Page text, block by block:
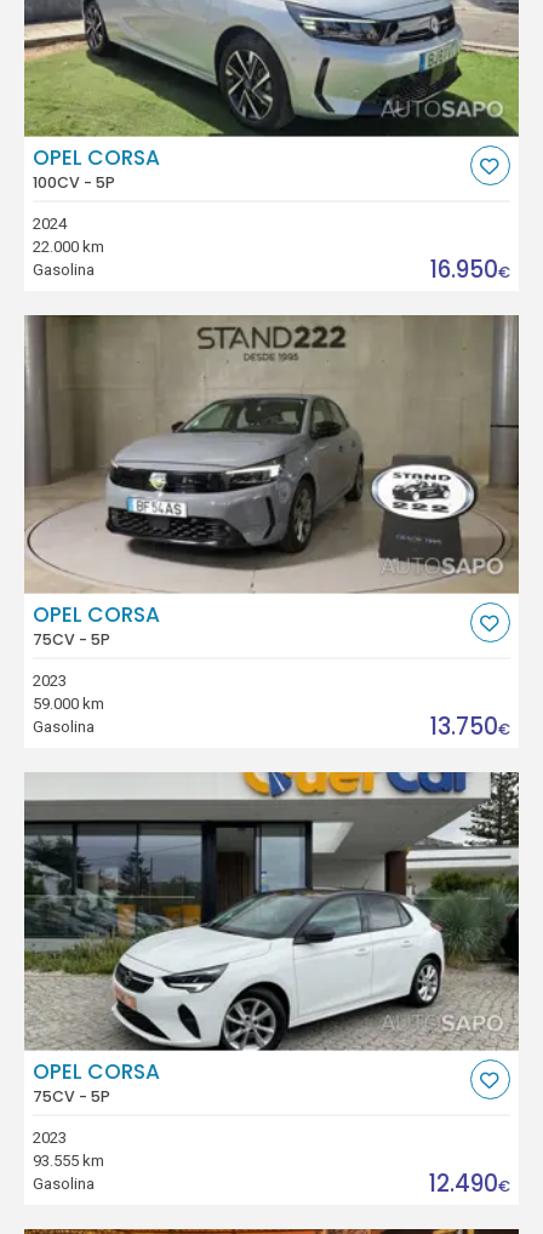
OPEL CORSA
100CV - 5P
2024
22.000 km
Gasolina
16.950€
OPEL CORSA
75CV - 5P
2023
59.000 km
Gasolina
13.750€
OPEL CORSA
75CV - 5P
2023
93.555 km
Gasolina
12.490€